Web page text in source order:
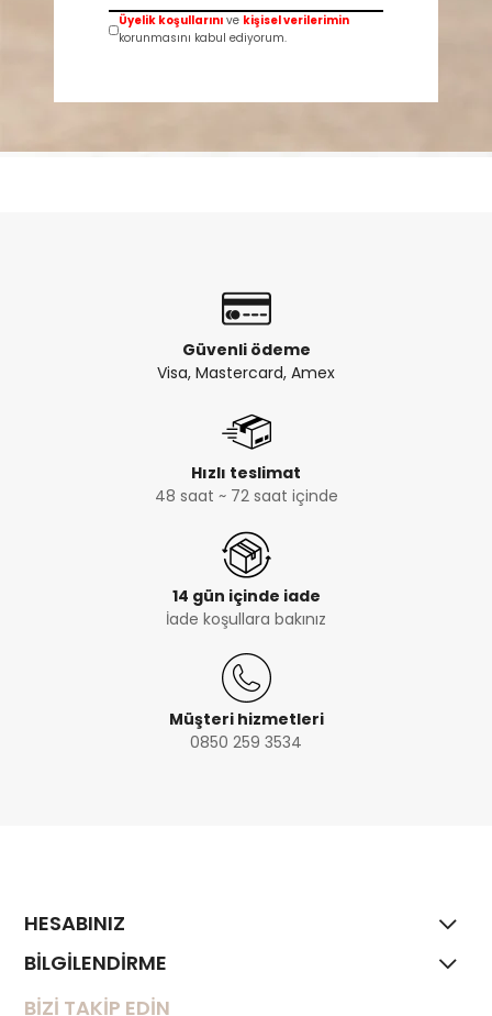
Üyelik koşullarınıve kişisel verilerimin
korunmasını kabul ediyorum.
Güvenli ödeme
Visa, Mastercard, Amex
Hızlı teslimat
48 saat ~ 72 saat içinde
14 gün içinde iade
İade koşullara bakınız
Müşteri hizmetleri
0850 259 3534
HESABINIZ
BİLGİLENDİRME
BİZİ TAKİP EDİN